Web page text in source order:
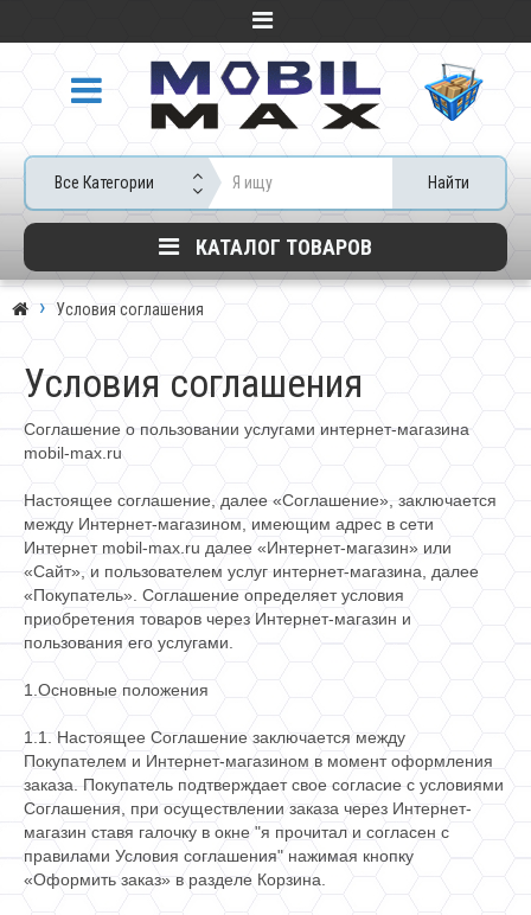
Все Категории Найти
КАТАЛОГ ТОВАРОВ
Условия соглашения
Условия соглашения
Соглашение о пользовании услугами интернет-магазина
mobil-max.ru
Настоящее соглашение, далее «Соглашение», заключается
между Интернет-магазином, имеющим адрес в сети
Интернет mobil-max.ru далее «Интернет-магазин» или
«Сайт», и пользователем услуг интернет-магазина, далее
«Покупатель». Соглашение определяет условия
приобретения товаров через Интернет-магазин и
пользования его услугами.
1.Основные положения
1.1. Настоящее Соглашение заключается между
Покупателем и Интернет-магазином в момент оформления
заказа. Покупатель подтверждает свое согласие с условиями
Соглашения, при осуществлении заказа через Интернет-
магазин ставя галочку в окне "я прочитал и согласен с
правилами Условия соглашения" нажимая кнопку
«Оформить заказ» в разделе Корзина.